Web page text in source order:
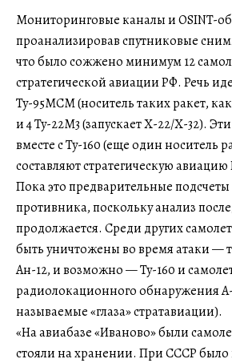
Мониторинговые каналы и OSINT-
проанализировав спутниковые
что было сожжено минимум 12
стратегической авиации РФ. Речь
Ту-95МСМ (носитель таких ракет,
и 4 Ту-22М3 (запускает Х-22/Х-32).
вместе с Ту-160 (еще один носитель
составляют стратегическую авиацию
Пока это предварительные подсчеты
противника, поскольку анализ
продолжается. Среди других
быть уничтожены во время атаки —
Ан-12, и возможно — Ту-160 и
радиолокационного обнаружения А-
называемые «глаза» стратавиации).
«На авиабазе «Иваново» были
стояли на хранении. При СССР было